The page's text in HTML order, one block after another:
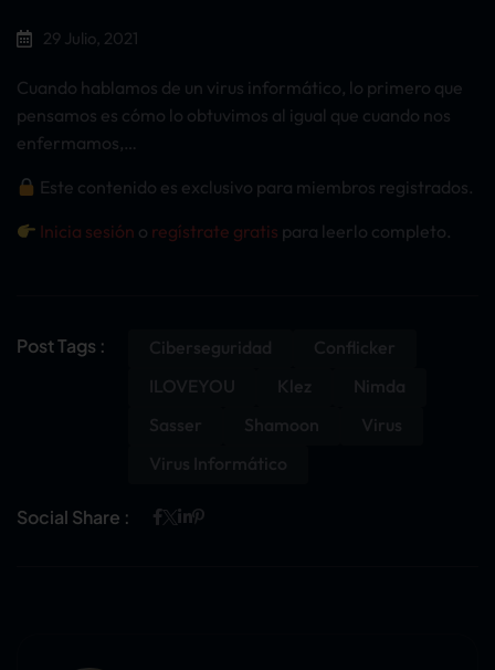
29 Julio, 2021
Cuando hablamos de un virus informático, lo primero que
pensamos es cómo lo obtuvimos al igual que cuando nos
enfermamos,…
Este contenido es exclusivo para miembros registrados.
Inicia sesión o regístrate gratis para leerlo completo.
Post Tags : Ciberseguridad
Conflicker
ILOVEYOU
Klez
Nimda
Sasser
Shamoon
Virus
Virus Informático
Social Share :